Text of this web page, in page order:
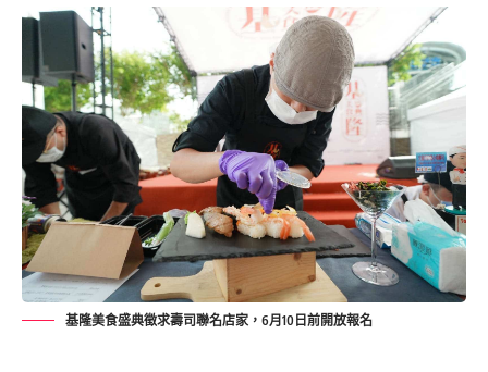
基隆美食盛典徵求壽司聯名店家，6月10日前開放報名